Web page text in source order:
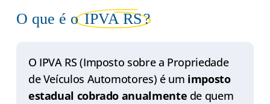
O que é oIPVA RS?
O IPVA RS (Imposto sobre a Propriedade
de Veículos Automotores) é um imposto
estadual cobrado anualmente de quem